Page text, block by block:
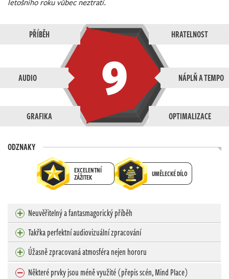
9
PŘÍBĚH HRATELNOST
NÁPLŇ A TEMPO
OPTIMALIZACE
GRAFIKA
AUDIO
ODZNAKY
EXCELENTNÍ
ZÁŽITEK UMĚLECKÉ DÍLO
Neuvěřitelný a fantasmagorický příběh
Takřka perfektní audiovizuální zpracování
Úžasně zpracovaná atmosféra nejen hororu
Některé prvky jsou méně využité (přepis scén, Mind Place)